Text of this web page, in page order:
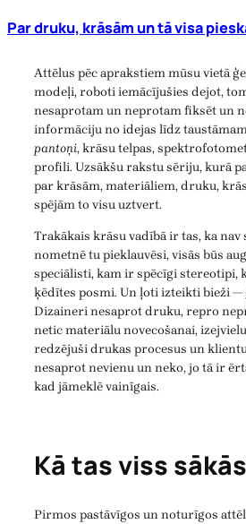
Par druku, krāsām un tā visa
Attēlus pēc aprakstiem mūsu vietā
modeļi, roboti iemācījušies dejot,
nesaprotam un neprotam fiksēt un
informāciju no idejas līdz
pantoņi, krāsu telpas,
profili. Uzsākšu rakstu sēriju, kurā
par krāsām, materiāliem, druku,
spējām to visu uztvert.
Trakākais krāsu vadībā ir tas, ka
nometnē tu pieklauvēsi, visās būs
speciālisti, kam ir spēcīgi stereotipi,
ķēdītes posmi. Un ļoti izteikti bieži —
Dizaineri nesaprot druku, repro
netic materiālu novecošanai,
redzējuši drukas procesus un
nesaprot nevienu un neko, jo tā ir
kad jāmeklē vainīgais.
Kā tas viss
Pirmos pastāvīgos un noturīgos